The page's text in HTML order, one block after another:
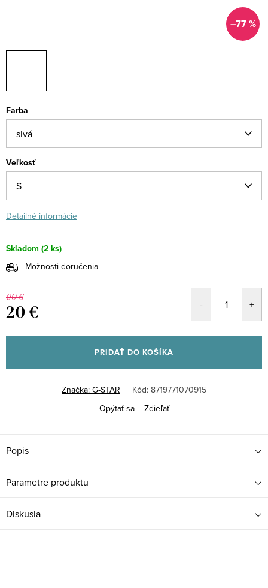
–77 %
Farba
Veľkosť
Detailné informácie
Skladom (2 ks)
Možnosti doručenia
90 €
20 €
cena:
PRIDAŤ DO KOŠÍKA
Značka: G-STAR Kód: 8719771070915
Opýtať sa
Zdieľať
Popis
Parametre produktu
Diskusia